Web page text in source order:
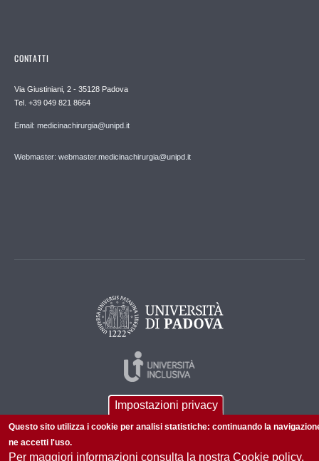
CONTATTI
Via Giustiniani, 2 - 35128 Padova
Tel. +39 049 821 8664
Email: medicinachirurgia@unipd.it
Webmaster: webmaster.medicinachirurgia@unipd.it
Impostazioni privacy
Questo sito utilizza i cookie per analisi statistiche: continuando la
ne accetti l'uso.
Per maggiori informazioni consulta la nostra Cookie policy.